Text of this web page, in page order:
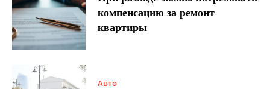
компенсацию за ремонт
квартиры
Авто